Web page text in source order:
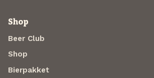
Shop
Beer Club
Shop
Bierpakket